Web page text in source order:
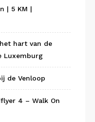
| 5 KM |
hart van de
Luxemburg
de Venloop
4 – Walk On